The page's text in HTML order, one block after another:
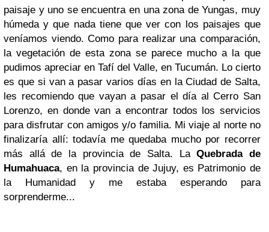
paisaje y uno se encuentra en una zona de Yungas, muy
húmeda y que nada tiene que ver con los paisajes que
veníamos viendo. Como para realizar una comparación,
la vegetación de esta zona se parece mucho a la que
pudimos apreciar en Tafí del Valle, en Tucumán. Lo cierto
es que si van a pasar varios días en la Ciudad de Salta,
les recomiendo que vayan a pasar el día al Cerro San
Lorenzo, en donde van a encontrar todos los servicios
para disfrutar con amigos y/o familia. Mi viaje al norte no
finalizaría allí: todavía me quedaba mucho por recorrer
más allá de la provincia de Salta. LaQuebrada de
Humahuaca, en la provincia de Jujuy, es Patrimonio de
la Humanidad y me estaba esperando para
sorprenderme...